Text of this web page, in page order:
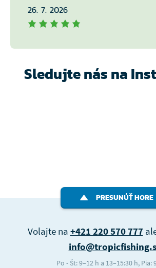
26. 7. 2026
Sledujte nás na
PRESUNÚŤ HORE
Volajte na +421 220 570 777
Po - Št: 9–12 h a 13–15:30 h, Pia: